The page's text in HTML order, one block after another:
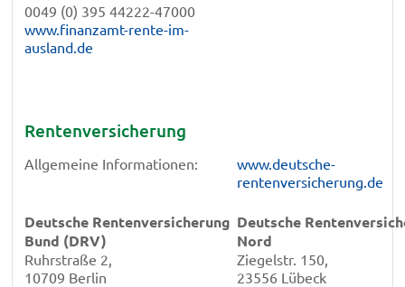
0049 (0) 395 44222-47000
www.finanzamt-rente-im-
ausland.de
Rentenversicherung
Allgemeine Informationen:
www.deutsche-
rentenversicherung.de
Deutsche Rentenversicherung
Bund (DRV)
Ruhrstraße 2,
10709 Berlin
Deutsche
Nord
Ziegelstr. 150,
23556 Lübeck